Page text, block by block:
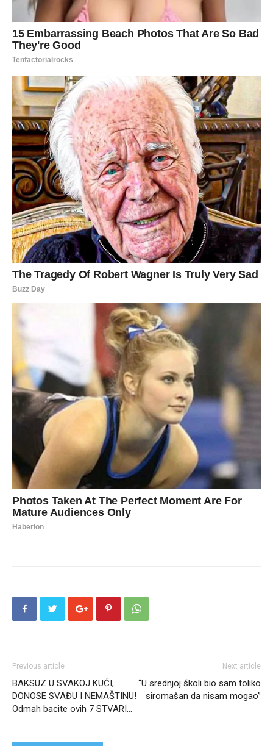
Previous article
BAKSUZ U SVAKOJ KUĆI,
DONOSE SVAĐU I NEMAŠTINU!
Odmah bacite ovih 7 STVARI…
Next article
“U srednjoj školi bio sam toliko
siromašan da nisam mogao”